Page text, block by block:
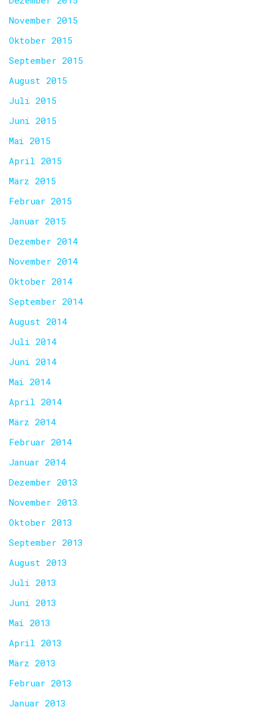
November 2015
Oktober 2015
September 2015
August 2015
Juli 2015
Juni 2015
Mai 2015
April 2015
März 2015
Februar 2015
Januar 2015
Dezember 2014
November 2014
Oktober 2014
September 2014
August 2014
Juli 2014
Juni 2014
Mai 2014
April 2014
März 2014
Februar 2014
Januar 2014
Dezember 2013
November 2013
Oktober 2013
September 2013
August 2013
Juli 2013
Juni 2013
Mai 2013
April 2013
März 2013
Februar 2013
Januar 2013